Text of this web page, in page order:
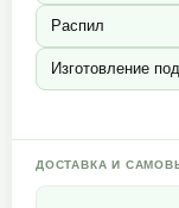
Распил
Изготовление
ДОСТАВКА И